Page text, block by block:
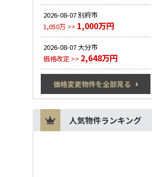
2026-08-07 別府市
1,050万 >> 1,000万円
2026-08-07大分市
価格改定 >> 2,648万円
価格変更物件を全部見る
人気物件ランキング